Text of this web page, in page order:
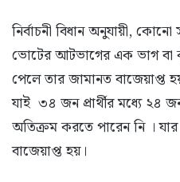
নির্বাচনী বিধান অনুযায়ী,
ভোটের আটভাগের এক ভাগ বা
পেলে তার জামানত বাজেয়াপ্ত
যাই ৩৪ জন প্রার্থীর মধ্যে ২৪ জন
অতিক্রম করতে পারেন নি ।
বাজেয়াপ্ত হয়।